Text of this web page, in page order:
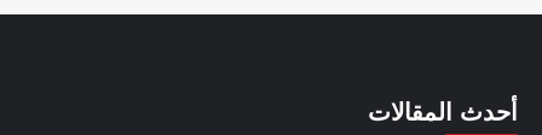
أحدث المقالات